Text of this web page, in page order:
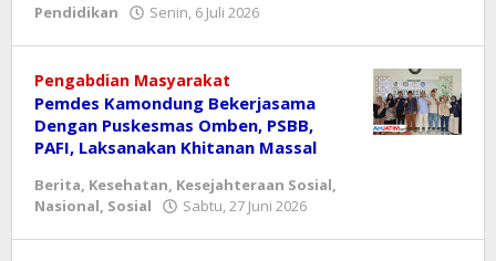
Pendidikan
Senin, 6 Juli 2026
Pengabdian Masyarakat
Pemdes Kamondung Bekerjasama
Dengan Puskesmas Omben, PSBB,
PAFI, Laksanakan Khitanan Massal
Berita, Kesehatan, Kesejahteraan Sosial,
Nasional, Sosial Sabtu, 27 Juni 2026